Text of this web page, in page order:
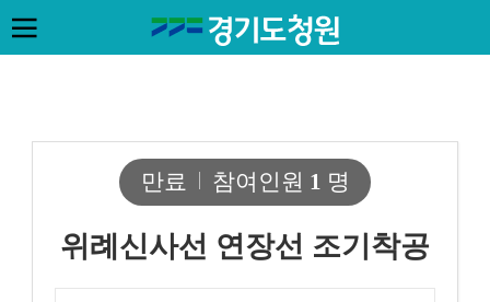
만료 참여인원 1 명
위례신사선 연장선 조기착공